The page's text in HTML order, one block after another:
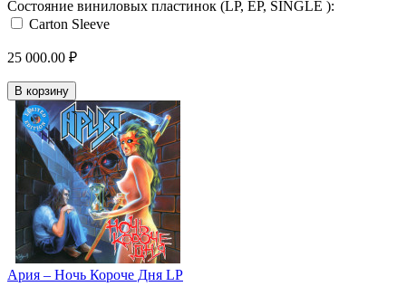
Состояние виниловых пластинок (LP, EP, SINGLE ):
Carton Sleeve
25 000.00 ₽
В корзину
Ария – Ночь Короче Дня LP